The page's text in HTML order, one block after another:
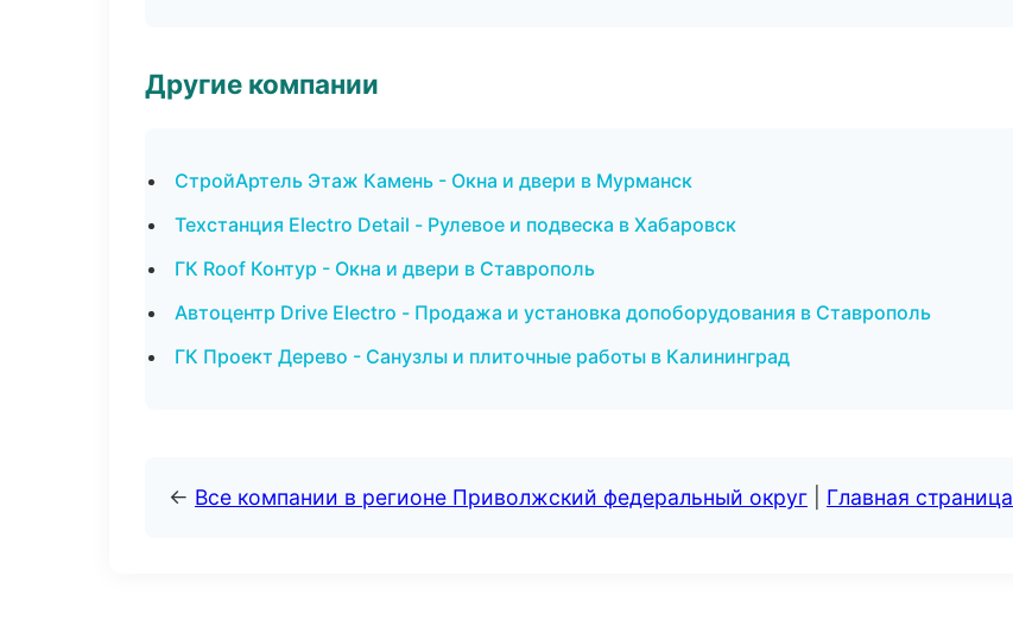
Другие компании
СтройАртель Этаж Камень - Окна и двери в Мурманск
Техстанция Electro Detail - Рулевое и подвеска в Хабаровск
ГК Roof Контур - Окна и двери в Ставрополь
Автоцентр Drive Electro - Продажа и установка допоборудования в Ставрополь
ГК Проект Дерево - Санузлы и плиточные работы в Калининград
← Все компании в регионе Приволжский федеральный округ Главная страница